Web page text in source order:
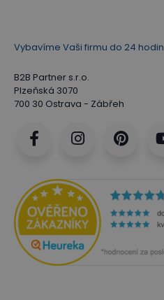
Vybavíme Vaši firmu do 24 hodin
B2B Partner s.r.o.
Plzeňská 3070
700 30 Ostrava - Zábřeh